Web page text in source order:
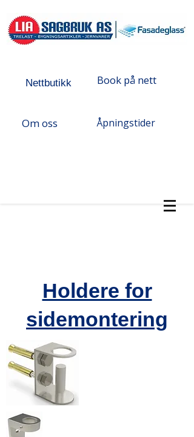
Nettbutikk Book på nett
Om oss Åpningstider
Holdere for
sidemontering